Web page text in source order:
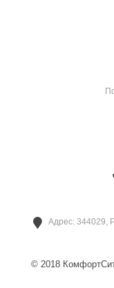
Адрес: 344029,
© 2018